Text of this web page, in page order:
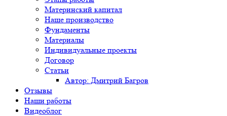
Материнский капитал
Наше производство
Фундаменты
Материалы
Индивидуальные проекты
Договор
Статьи
Автор: Дмитрий Багров
Отзывы
Наши работы
Видеоблог